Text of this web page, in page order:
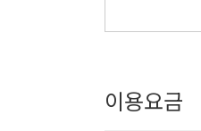
이용요금